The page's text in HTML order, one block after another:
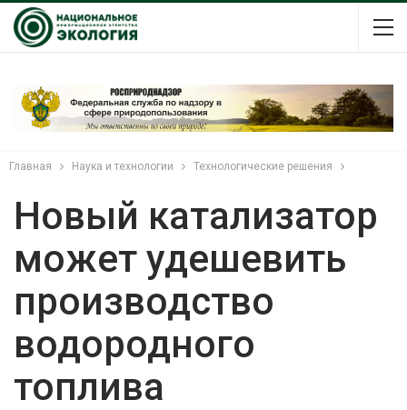
Главная Наука и технологии Технологические решения
Новый катализатор
может удешевить
производство
водородного
топлива